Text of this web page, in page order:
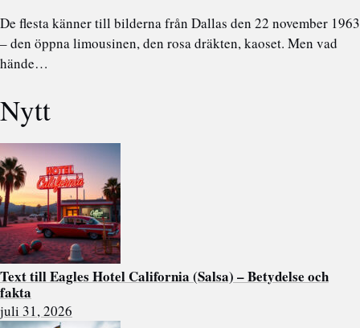
De flesta känner till bilderna från Dallas den 22 november 1963
– den öppna limousinen, den rosa dräkten, kaoset. Men vad
hände…
Nytt
Text till Eagles Hotel California (Salsa) – Betydelse och
fakta
juli 31, 2026